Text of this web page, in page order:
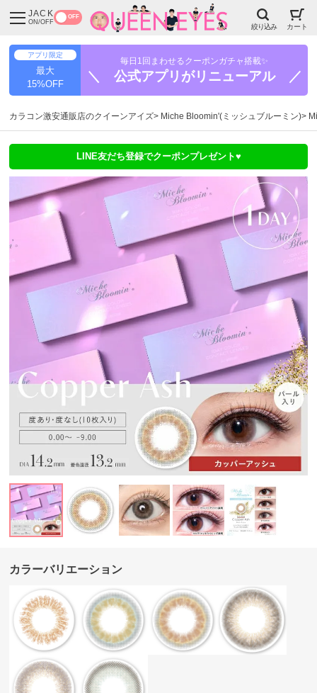
JACK
ON/OFF
OFF
絞り込み カート
アプリ限定
最大
15%OFF
毎日1回まわせるクーポンガチャ搭載✨
＼ 公式アプリがリニューアル ／
カラコン激安通販店のクイーンアイズ Miche Bloomin'(ミッシュブルーミン)
LINE友だち登録でクーポンプレゼント♥
カラーバリエーション